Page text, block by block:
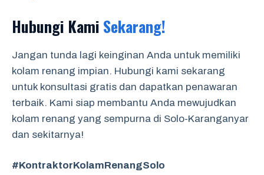
Hubungi Kami Sekarang!
Jangan tunda lagi keinginan Anda untuk memiliki
kolam renang impian. Hubungi kami sekarang
untuk konsultasi gratis dan dapatkan penawaran
terbaik. Kami siap membantu Anda mewujudkan
kolam renang yang sempurna di Solo-Karanganyar
dan sekitarnya!
#KontraktorKolamRenangSolo